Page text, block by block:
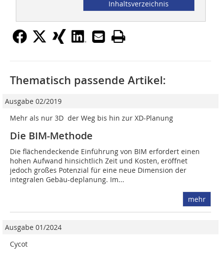
Inhaltsverzeichnis
Thematisch passende Artikel:
Ausgabe 02/2019
Mehr als nur 3D  der Weg bis hin zur XD-Planung
Die BIM-Methode
Die flächendeckende Einführung von BIM erfordert einen
hohen Aufwand hinsichtlich Zeit und Kosten, eröffnet
jedoch großes Potenzial für eine neue Dimension der
integralen Gebäu-deplanung. Im...
mehr
Ausgabe 01/2024
Cycot